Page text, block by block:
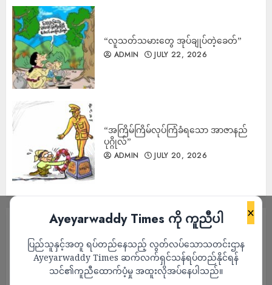
“လူသတ်သမားတွေ အုပ်ချုပ်တဲ့ခေတ်”
ADMIN JULY 22, 2026
“အကြိမ်ကြိမ်လုပ်ကြံခံရသော အာဇာနည်
ပုဂ္ဂိုလ်”
ADMIN JULY 20, 2026
×
Ayeyarwaddy Times ကို ကူညီပါ
ပြည်သူနှင့်အတူ ရပ်တည်နေသည့် လွတ်လပ်သောသတင်းဌာန
Ayeyarwaddy Times ဆက်လက်ရှင်သန်ရပ်တည်နိုင်ရန်
သင်၏ကူညီထောက်ပံ့မှု အထူးလိုအပ်နေပါသည်။